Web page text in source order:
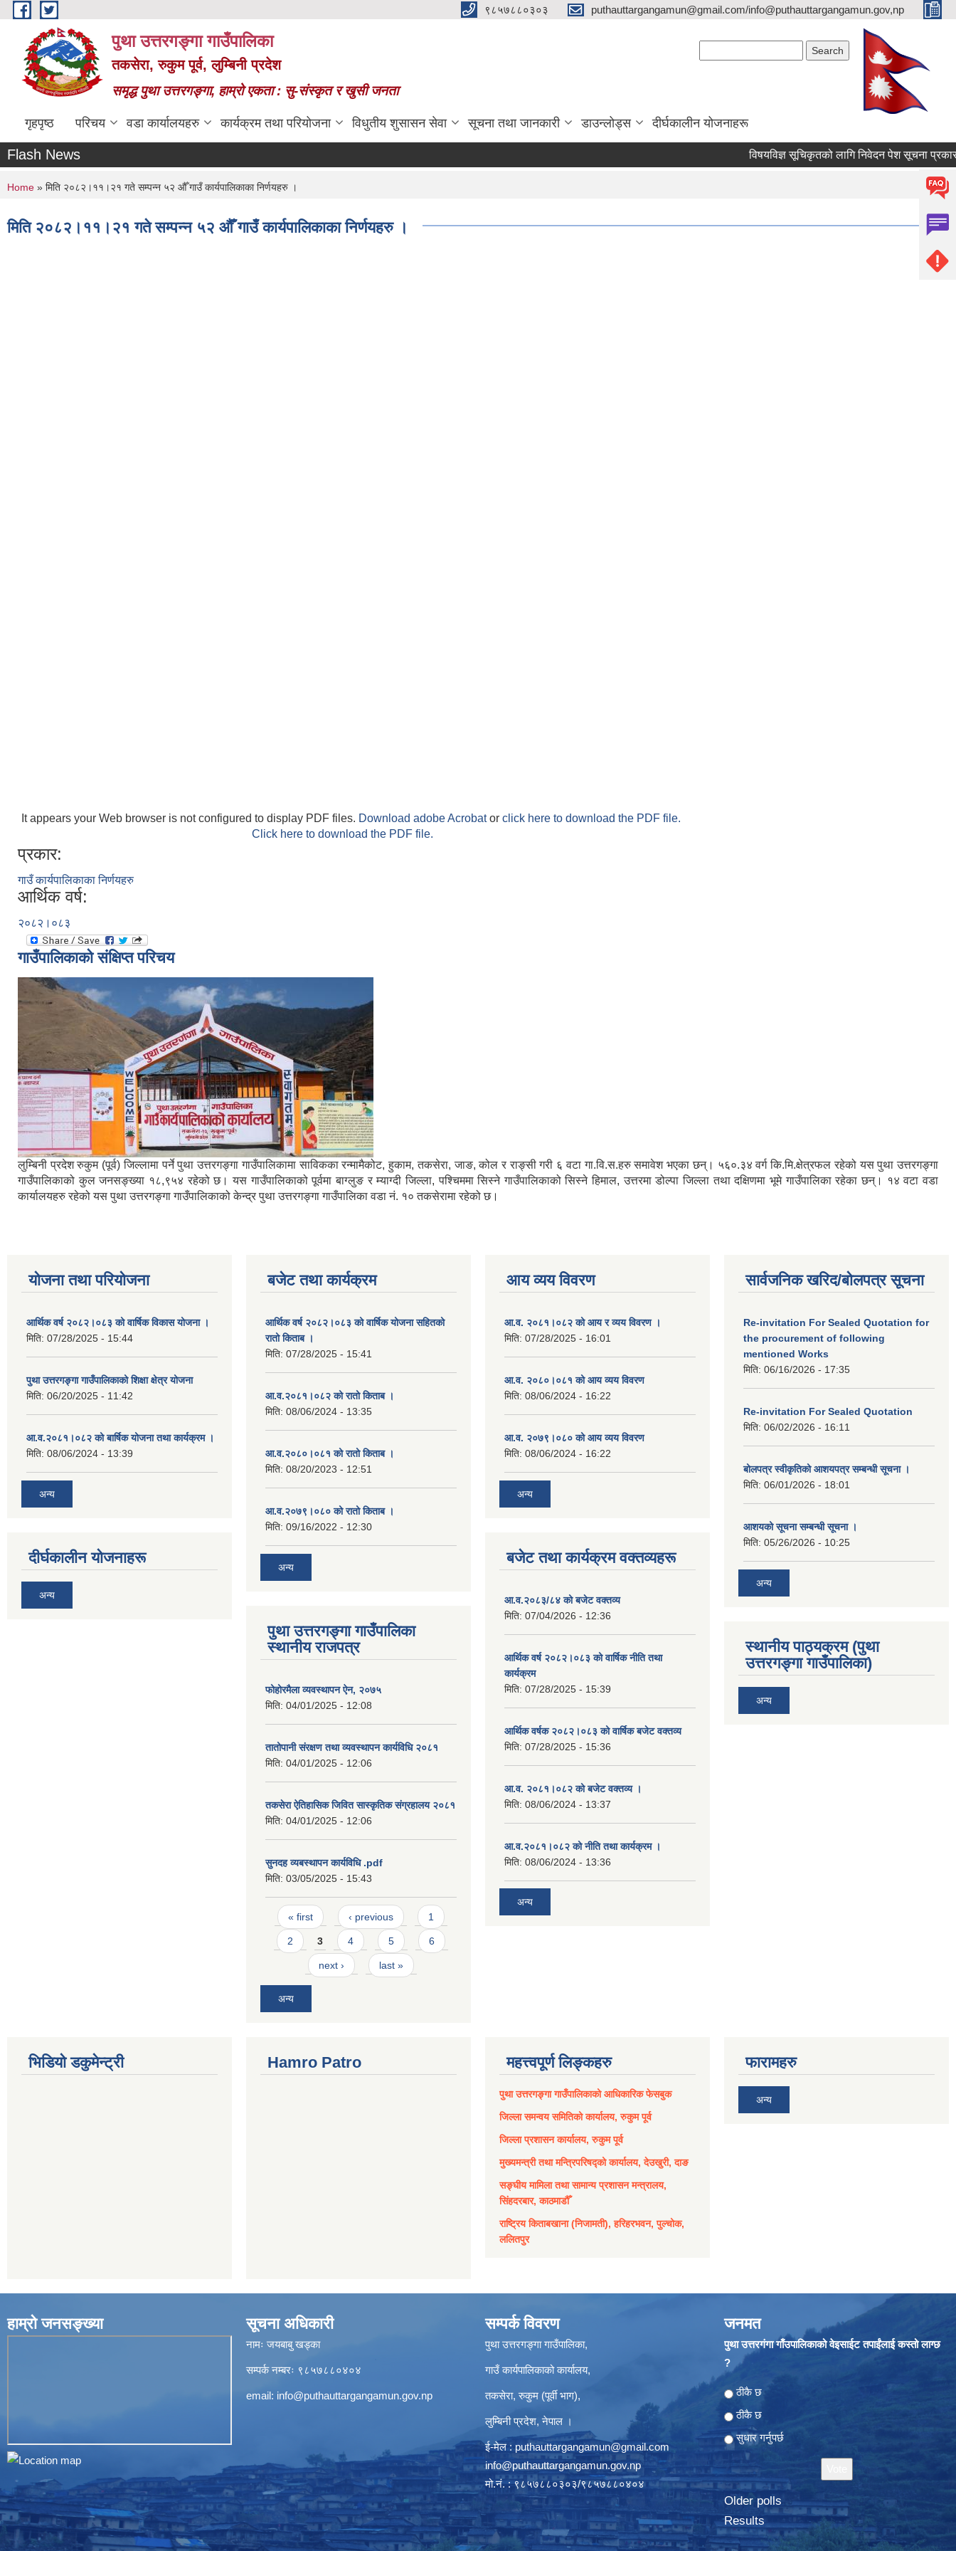
Skip to main content ९८५७८८०३०३ puthauttargangamun@gmail.com/info@puthauttargangamun.gov,np
पुथा उत्तरगङ्गा गाउँपालिका
तकसेरा, रुकुम पूर्व, लुम्बिनी प्रदेश
समृद्ध पुथा उत्तरगङ्गा, हाम्रो एकता : सु-संस्कृत र खुसी जनता
गृहपृष्ठ परिचय वडा कार्यालयहरु कार्यक्रम तथा परियोजना विधुतीय शुसासन सेवा सूचना तथा जानकारी डाउन्लोड्स दीर्घकालीन योजनाहरू
Flash News विषयविज्ञ सूचिकृतको लागि निवेदन पेश सूचना प्रकासन
You are here
Home » मिति २०८२।११।२१ गते सम्पन्न ५२ औँ गाउँ कार्यपालिकाका निर्णयहरु ।
मिति २०८२।११।२१ गते सम्पन्न ५२ औँ गाउँ कार्यपालिकाका निर्णयहरु ।
It appears your Web browser is not configured to display PDF files. Download adobe Acrobator click here to download the PDF file.
Click here to download the PDF file.
प्रकार:
गाउँ कार्यपालिकाका निर्णयहरु
आर्थिक वर्ष:
२०८२।०८३
गाउँपालिकाको संक्षिप्त परिचय
लुम्बिनी प्रदेश रुकुम (पूर्व) जिल्लामा पर्ने पुथा उत्तरगङ्गा गाउँपालिकामा साविकका रन्मामैकोट, हुकाम, तकसेरा, जाङ, कोल र राङ्सी गरी ६ वटा गा.वि.स.हरु समावेश भएका छन्। ५६०.३४ वर्ग कि.मि.क्षेत्रफल रहेको यस पुथा उत्तरगङ्गा
गाउँपालिकाको कुल जनसङ्ख्या १८,९५४ रहेको छ। यस गाउँपालिकाको पूर्वमा बाग्लुङ र म्याग्दी जिल्ला, पश्चिममा सिस्ने गाउँपालिकाको सिस्ने हिमाल, उत्तरमा डोल्पा जिल्ला तथा दक्षिणमा भूमे गाउँपालिका रहेका छन्। १४ वटा वडा
कार्यालयहरु रहेको यस पुथा उत्तरगङ्गा गाउँपालिकाको केन्द्र पुथा उत्तरगङ्गा गाउँपालिका वडा नं. १० तकसेरामा रहेको छ।
योजना तथा परियोजना
आर्थिक वर्ष २०८२।०८३ को वार्षिक विकास योजना ।
मिति: 07/28/2025 - 15:44
पुथा उत्तरगङ्गा गाउँपालिकाको शिक्षा क्षेत्र योजना
मिति: 06/20/2025 - 11:42
आ.व.२०८१।०८२ को बार्षिक योजना तथा कार्यक्रम ।
मिति: 08/06/2024 - 13:39
अन्य
दीर्घकालीन योजनाहरू
अन्य
बजेट तथा कार्यक्रम
आर्थिक वर्ष २०८२।०८३ को वार्षिक योजना सहितको
रातो किताब ।
मिति: 07/28/2025 - 15:41
आ.व.२०८१।०८२ को रातो किताब ।
मिति: 08/06/2024 - 13:35
आ.व.२०८०।०८१ को रातो किताब ।
मिति: 08/20/2023 - 12:51
आ.व.२०७९।०८० को रातो किताब ।
मिति: 09/16/2022 - 12:30
अन्य
पुथा उत्तरगङ्गा गाउँपालिका
स्थानीय राजपत्र
फोहोरमैला व्यवस्थापन ऐन, २०७५
मिति: 04/01/2025 - 12:08
तातोपानी संरक्षण तथा व्यवस्थापन कार्यविधि २०८१
मिति: 04/01/2025 - 12:06
तकसेरा ऐतिहासिक जिवित सास्कृतिक संग्रहालय २०८१
मिति: 04/01/2025 - 12:06
सुनदह व्यबस्थापन कार्यविधि .pdf
मिति: 03/05/2025 - 15:43
Pages
« first ‹ previous 1
2 3 4 5 6
next › last »
अन्य
आय व्यय विवरण
आ.व. २०८१।०८२ को आय र व्यय विवरण ।
मिति: 07/28/2025 - 16:01
आ.व. २०८०।०८१ को आय व्यय विवरण
मिति: 08/06/2024 - 16:22
आ.व. २०७९।०८० को आय व्यय विवरण
मिति: 08/06/2024 - 16:22
अन्य
बजेट तथा कार्यक्रम वक्तव्यहरू
आ.व.२०८३/८४ को बजेट वक्तव्य
मिति: 07/04/2026 - 12:36
आर्थिक वर्ष २०८२।०८३ को वार्षिक नीति तथा
कार्यक्रम
मिति: 07/28/2025 - 15:39
आर्थिक वर्षक २०८२।०८३ को वार्षिक बजेट वक्तव्य
मिति: 07/28/2025 - 15:36
आ.व. २०८१।०८२ को बजेट वक्तव्य ।
मिति: 08/06/2024 - 13:37
आ.व.२०८१।०८२ को नीति तथा कार्यक्रम ।
मिति: 08/06/2024 - 13:36
अन्य
सार्वजनिक खरिद/बोलपत्र सूचना
Re-invitation For Sealed Quotation for
the procurement of following
mentioned Works
मिति: 06/16/2026 - 17:35
Re-invitation For Sealed Quotation
मिति: 06/02/2026 - 16:11
बोलपत्र स्वीकृतिको आशयपत्र सम्बन्धी सूचना ।
मिति: 06/01/2026 - 18:01
आशयको सूचना सम्बन्धी सूचना ।
मिति: 05/26/2026 - 10:25
अन्य
स्थानीय पाठ्यक्रम (पुथा
उत्तरगङ्गा गाउँपालिका)
अन्य
भिडियो डकुमेन्ट्री Hamro Patro महत्त्वपूर्ण लिङ्कहरु
पुथा उत्तरगङ्गा गाउँपालिकाको आधिकारिक फेसबुक
जिल्ला समन्वय समितिको कार्यालय, रुकुम पूर्व
जिल्ला प्रशासन कार्यालय, रुकुम पूर्व
मुख्यमन्त्री तथा मन्त्रिपरिषद्को कार्यालय, देउखुरी, दाङ
सङ्घीय मामिला तथा सामान्य प्रशासन मन्त्रालय,
सिंहदरबार, काठमाडौँ
राष्ट्रिय किताबखाना (निजामती), हरिहरभवन, पुल्चोक,
ललितपुर
फारामहरु
अन्य
हाम्रो जनसङ्ख्या सूचना अधिकारी
नामः जयबाबु खड्का
सम्पर्क नम्बरः ९८५७८८०४०४
email: info@puthauttargangamun.gov.np
सम्पर्क विवरण
पुथा उत्तरगङ्गा गाउँपालिका,
गाउँ कार्यपालिकाको कार्यालय,
तकसेरा, रुकुम (पूर्वी भाग),
लुम्बिनी प्रदेश, नेपाल ।
ई-मेल : puthauttargangamun@gmail.com
info@puthauttargangamun.gov.np
मो.नं. : ९८५७८८०३०३/९८५७८८०४०४
जनमत
पुथा उत्तरगंगा गाँउपालिकाको वेइसाईट तपाईंलाई कस्तो लाग्छ
?
Choices
ठीकै छ
ठीकै छ
सुधार गर्नुपर्छ
Older polls
Results